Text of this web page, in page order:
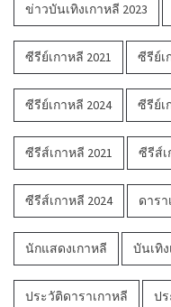
ข่าวบันเทิงเกาหลี 2023
ซีรีย์เกาหลี 2021 ซีรีย์เ
ซีรีย์เกาหลี 2024 ซีรีย์เ
ซีรีส์เกาหลี 2021 ซีรีส์เ
ซีรีส์เกาหลี 2024 ดารา
นักแสดงเกาหลี บันเทิ
ประวัติดาราเกาหลี ป